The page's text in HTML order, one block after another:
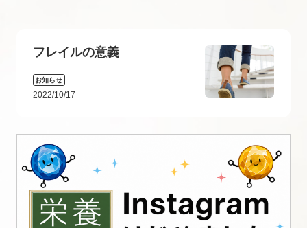
フレイルの意義
お知らせ
2022/10/17